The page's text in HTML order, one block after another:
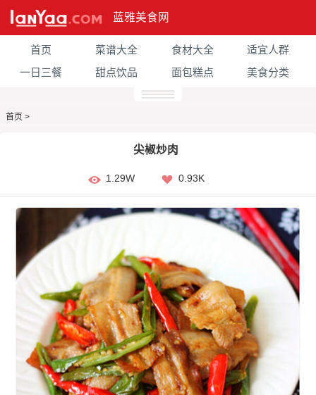
蓝雅美食网
首页 菜谱大全 食材大全
适宜人群
一日三餐
甜点饮品 面包糕点 美食分类
首页 >
尖椒炒肉
1.29W 0.93K